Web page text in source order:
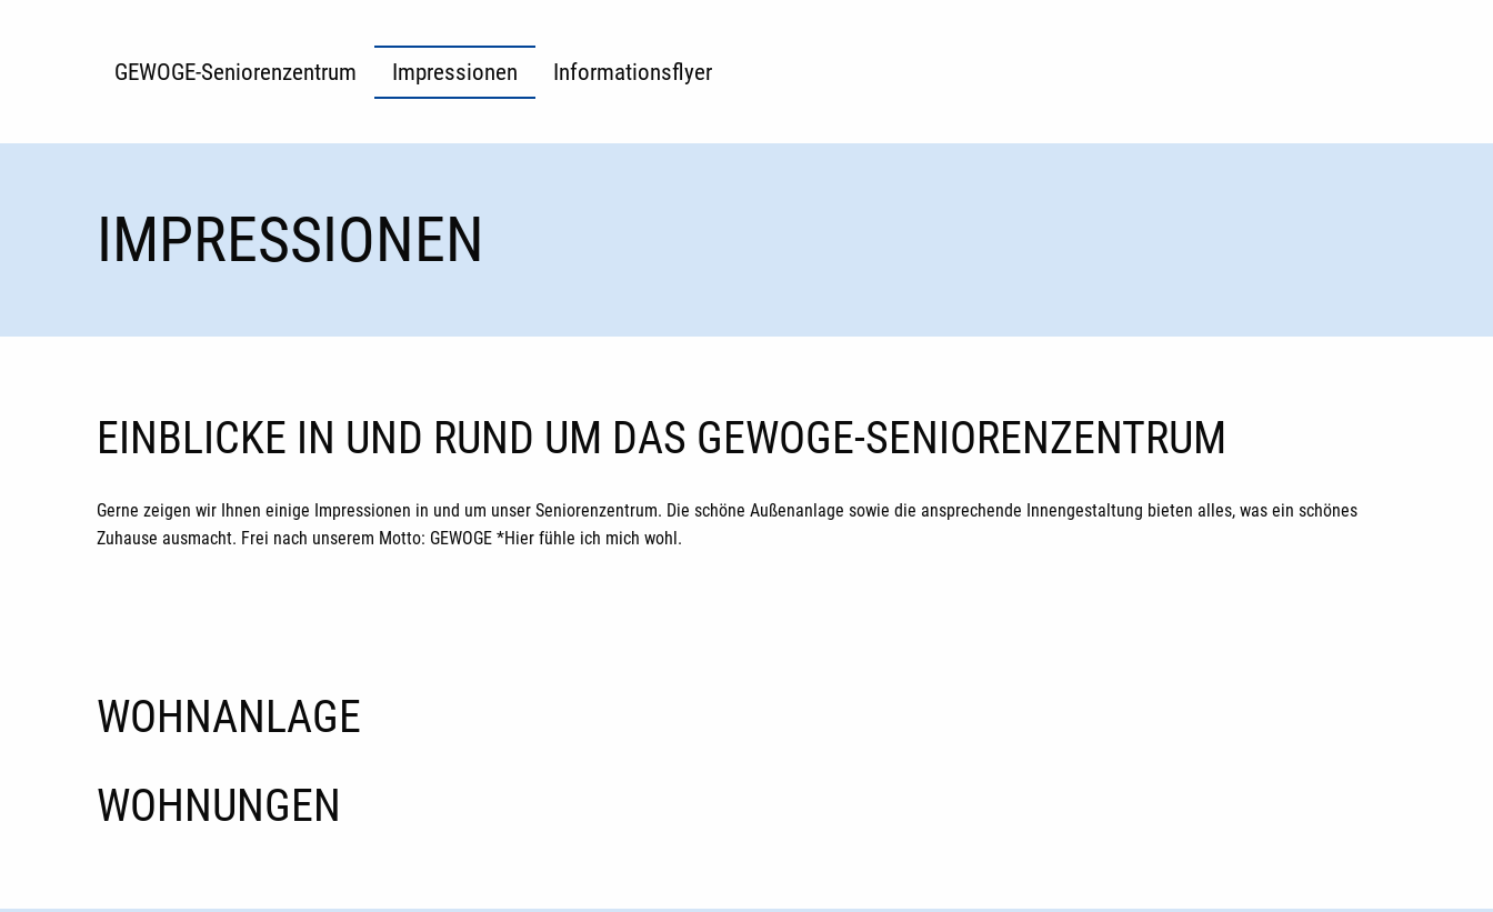
GEWOGE-Seniorenzentrum Impressionen Informationsflyer
IMPRESSIONEN
EINBLICKE IN UND RUND UM DAS GEWOGE-SENIORENZENTRUM
Gerne zeigen wir Ihnen einige Impressionen in und um unser Seniorenzentrum. Die schöne Außenanlage sowie die ansprechende Innengestaltung bieten alles, was ein schönes
Zuhause ausmacht. Frei nach unserem Motto: GEWOGE *Hier fühle ich mich wohl.
WOHNANLAGE
WOHNUNGEN